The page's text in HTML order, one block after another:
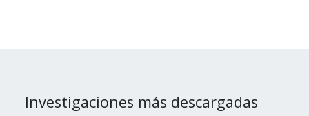
Investigaciones más descargadas